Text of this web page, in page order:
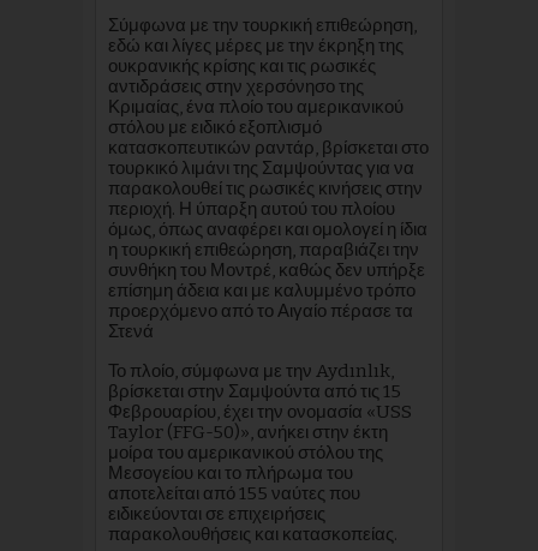
Σύμφωνα με την τουρκική επιθεώρηση,
εδώ και λίγες μέρες με την έκρηξη της
ουκρανικής κρίσης και τις ρωσικές
αντιδράσεις στην χερσόνησο της
Κριμαίας, ένα πλοίο του αμερικανικού
στόλου με ειδικό εξοπλισμό
κατασκοπευτικών ραντάρ, βρίσκεται στο
τουρκικό λιμάνι της Σαμψούντας για να
παρακολουθεί τις ρωσικές κινήσεις στην
περιοχή. Η ύπαρξη αυτού του πλοίου
όμως, όπως αναφέρει και ομολογεί η ίδια
η τουρκική επιθεώρηση, παραβιάζει την
συνθήκη του Μοντρέ, καθώς δεν υπήρξε
επίσημη άδεια και με καλυμμένο τρόπο
προερχόμενο από το Αιγαίο πέρασε τα
Στενά
Το πλοίο, σύμφωνα με την Aydınlık,
βρίσκεται στην Σαμψούντα από τις 15
Φεβρουαρίου, έχει την ονομασία «USS
Taylor (FFG-50)», ανήκει στην έκτη
μοίρα του αμερικανικού στόλου της
Μεσογείου και το πλήρωμα του
αποτελείται από 155 ναύτες που
ειδικεύονται σε επιχειρήσεις
παρακολουθήσεις και κατασκοπείας.